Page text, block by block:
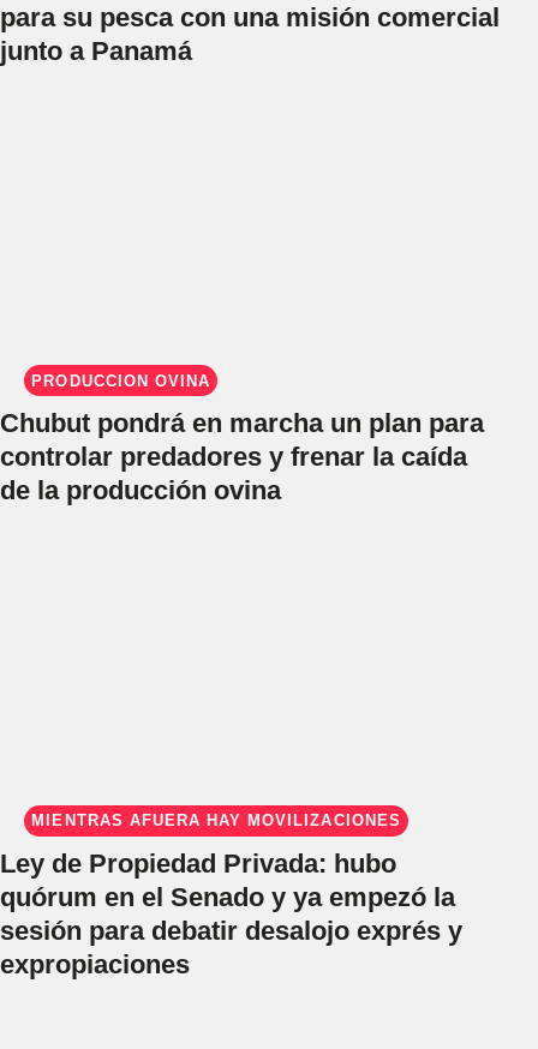
para su pesca con una misión comercial
junto a Panamá
PRODUCCIÓN OVINA
Chubut pondrá en marcha un plan para
controlar predadores y frenar la caída
de la producción ovina
MIENTRAS AFUERA HAY MOVILIZACIONES
Ley de Propiedad Privada: hubo
quórum en el Senado y ya empezó la
sesión para debatir desalojo exprés y
expropiaciones